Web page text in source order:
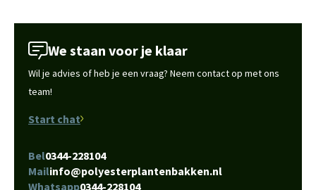
We staan voor je klaar
Wil je advies of heb je een vraag? Neem contact op met ons
team!
Start chat
Bel0344-228104
Mailinfo@polyesterplantenbakken.nl
Whatsapp0344-228104